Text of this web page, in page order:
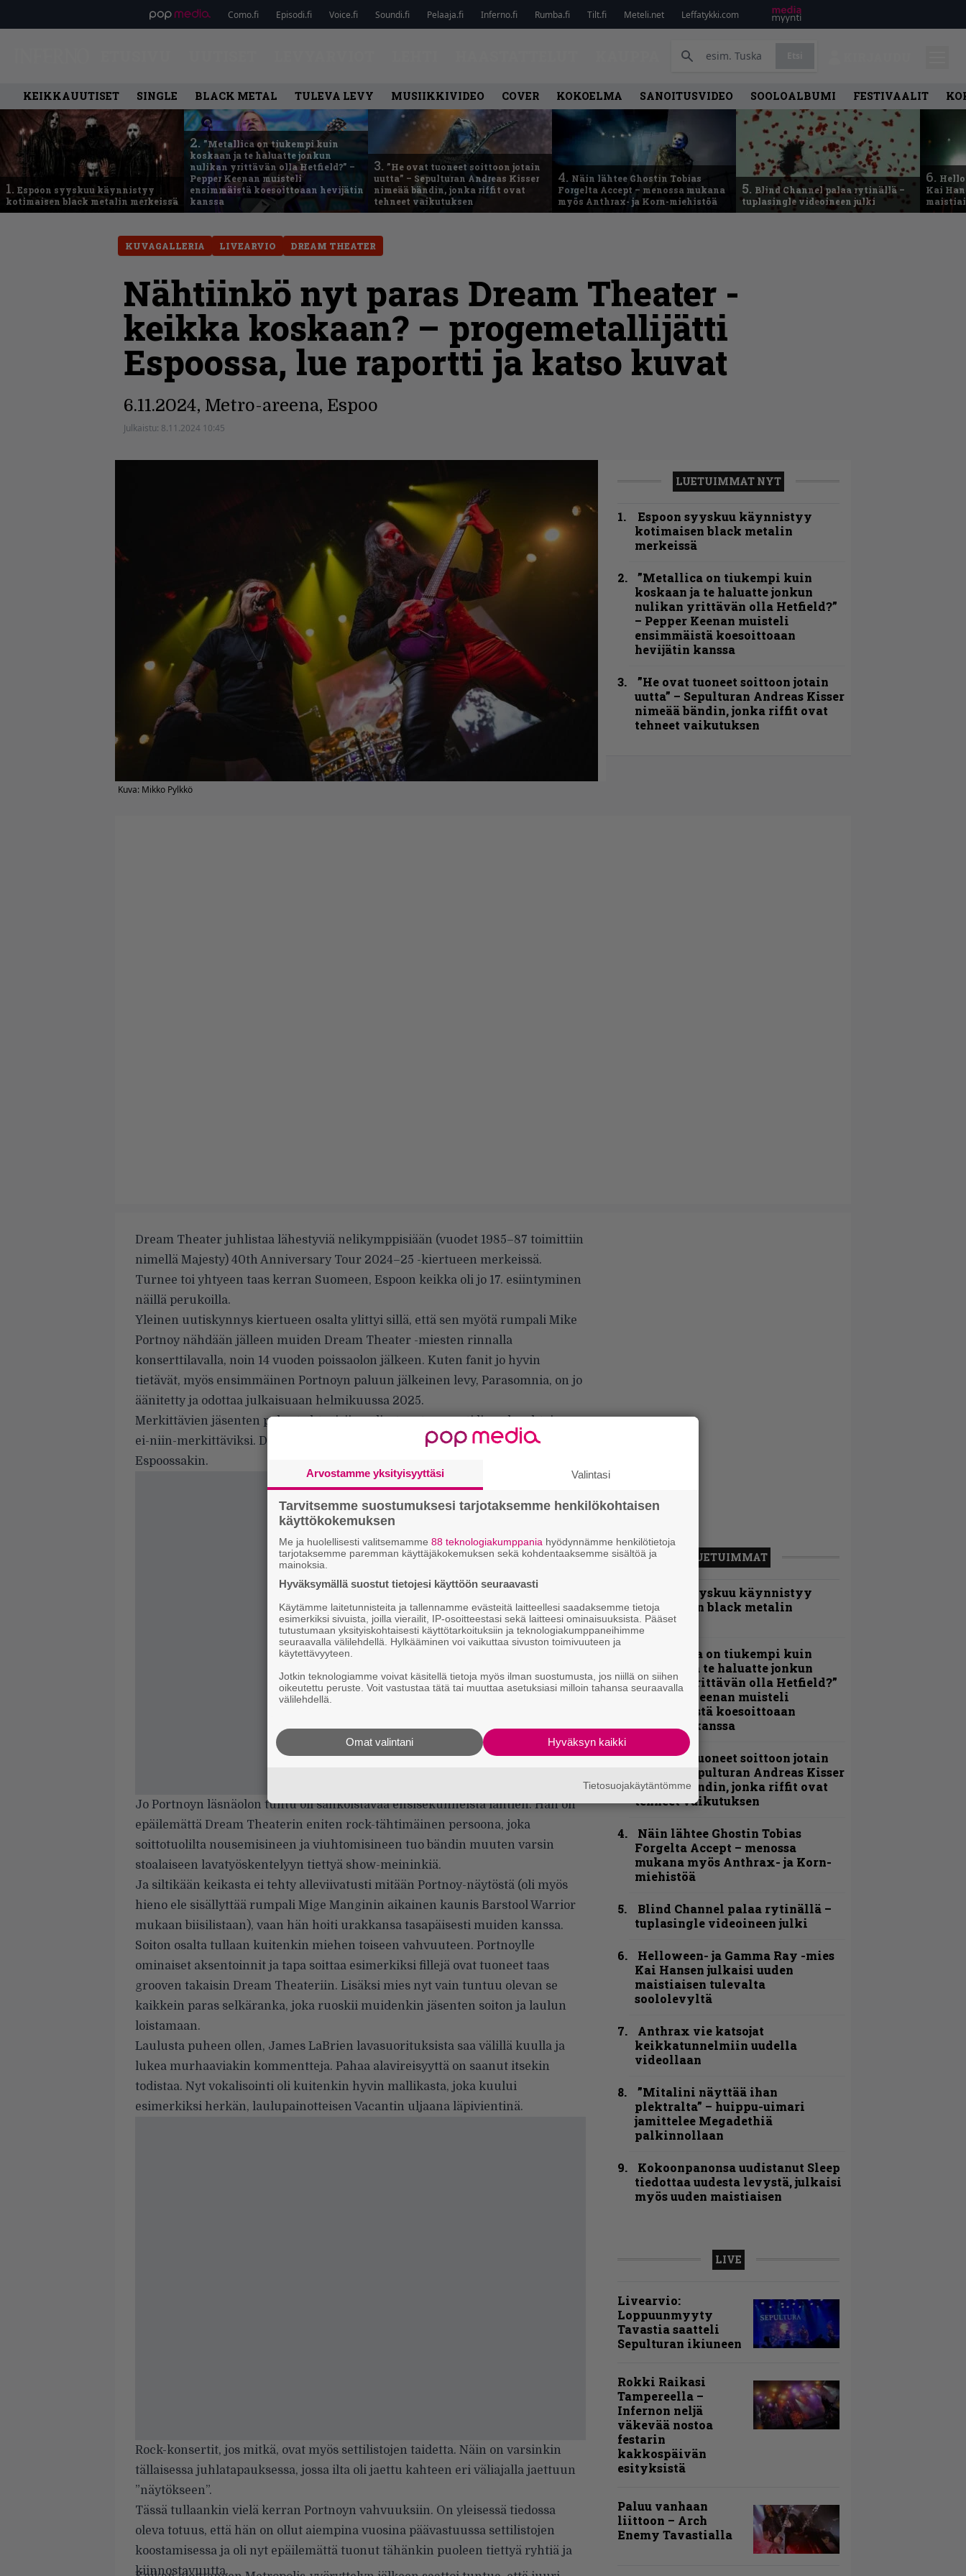
Como.fi Episodi.fi Voice.fi Soundi.fi Pelaaja.fi Inferno.fi Rumba.fi Tilt.fi Meteli.net Leffatykki.com
KEIKKAUUTISET SINGLE BLACK METAL TULEVA LEVY MUSIIKKIVIDEO COVER KOKOELMA SANOITUSVIDEO SOOLOALBUMI FESTIVAALIT
1. Espoon syyskuu käynnistyy
kotimaisen black metalin merkeissä
2. ”Metallica on tiukempi kuin
koskaan ja te haluatte jonkun
nulikan yrittävän olla Hetfield?” –
Pepper Keenan muisteli
ensimmäistä koesoittoaan hevijätin
kanssa
3. ”He ovat tuoneet soittoon jotain
uutta” – Sepulturan Andreas Kisser
nimeää bändin, jonka riffit ovat
tehneet vaikutuksen
4. Näin lähtee Ghostin Tobias
Forgelta Accept – menossa mukana
myös Anthrax- ja Korn-miehistöä
5. Blind Channel palaa rytinällä –
tuplasingle videoineen julki
6.
Kai
KUVAGALLERIA LIVEARVIO DREAM THEATER
Nähtiinkö nyt paras Dream Theater -
keikka koskaan? – progemetallijätti
Espoossa, lue raportti ja katso kuvat
6.11.2024, Metro-areena, Espoo
Julkaistu: 8.11.2024 10:45
Kuva: Mikko Pylkkö
LUETUIMMAT NYT
Espoon syyskuu käynnistyy
kotimaisen black metalin
merkeissä
”Metallica on tiukempi kuin
koskaan ja te haluatte jonkun
nulikan yrittävän olla Hetfield?”
– Pepper Keenan muisteli
ensimmäistä koesoittoaan
hevijätin kanssa
”He ovat tuoneet soittoon jotain
uutta” – Sepulturan Andreas Kisser
nimeää bändin, jonka riffit ovat
tehneet vaikutuksen
Dream Theater juhlistaa lähestyviä nelikymppisiään (vuodet 1985–87 toimittiin
nimellä Majesty) 40th Anniversary Tour 2024–25 -kiertueen merkeissä.
Turnee toi yhtyeen taas kerran Suomeen, Espoon keikka oli jo 17. esiintyminen
näillä perukoilla.
Yleinen uutiskynnys kiertueen osalta ylittyi sillä, että sen myötä rumpali Mike
Portnoy nähdään jälleen muiden Dream Theater -miesten rinnalla
konserttilavalla, noin 14 vuoden poissaolon jälkeen. Kuten fanit jo hyvin
tietävät, myös ensimmäinen Portnoyn paluun jälkeinen levy, Parasomnia, on jo
äänitetty ja odottaa julkaisuaan helmikuussa 2025.
Merkittävien jäsenten paluut yhtyeisiin paljastuvat monesti live-olosuhteissa
ei-niin-merkittäviksi. Dream Theaterin kohdalla tilanne on toinen, se nähtiin
Espoossakin.
Jo Portnoyn läsnäolon tuntu oli sähköistävää ensisekunneista lähtien. Hän on
epäilemättä Dream Theaterin eniten rock-tähtimäinen persoona, joka
soittotuolilta nousemisineen ja viuhtomisineen tuo bändin muuten varsin
stoalaiseen lavatyöskentelyyn tiettyä show-meininkiä.
Ja siltikään keikasta ei tehty alleviivatusti mitään Portnoy-näytöstä (oli myös
hieno ele sisällyttää rumpali Mige Manginin aikainen kaunis Barstool Warrior
mukaan biisilistaan), vaan hän hoiti urakkansa tasapäisesti muiden kanssa.
Soiton osalta tullaan kuitenkin miehen toiseen vahvuuteen. Portnoylle
ominaiset aksentoinnit ja tapa soittaa esimerkiksi fillejä ovat tuoneet taas
grooven takaisin Dream Theateriin. Lisäksi mies nyt vain tuntuu olevan se
kaikkein paras selkäranka, joka ruoskii muidenkin jäsenten soiton ja laulun
loistamaan.
Laulusta puheen ollen, James LaBrien lavasuorituksista saa välillä kuulla ja
lukea murhaaviakin kommentteja. Pahaa alavireisyyttä on saanut itsekin
todistaa. Nyt vokalisointi oli kuitenkin hyvin mallikasta, joka kuului
esimerkiksi herkän, laulupainotteisen Vacantin uljaana läpivientinä.
Rock-konsertit, jos mitkä, ovat myös settilistojen taidetta. Näin on varsinkin
tällaisessa juhlatapauksessa, jossa ilta oli jaettu kahteen eri väliajalla jaettuun
”näytökseen”.
Tässä tullaankin vielä kerran Portnoyn vahvuuksiin. On yleisessä tiedossa
oleva totuus, että hän on ollut aiempina vuosina päävastuussa settilistojen
koostamisessa ja oli nyt epäilemättä tuonut tähänkin puoleen tiettyä ryhtiä ja
kiinnostavuutta.
LUETUIMMAT
Espoon syyskuu käynnistyy
kotimaisen black metalin
merkeissä
”Metallica on tiukempi kuin
koskaan ja te haluatte jonkun
nulikan yrittävän olla Hetfield?”
– Pepper Keenan muisteli
ensimmäistä koesoittoaan
hevijätin kanssa
”He ovat tuoneet soittoon jotain
uutta” – Sepulturan Andreas Kisser
nimeää bändin, jonka riffit ovat
tehneet vaikutuksen
Näin lähtee Ghostin Tobias
Forgelta Accept – menossa
mukana myös Anthrax- ja Korn-
miehistöä
Blind Channel palaa rytinällä –
tuplasingle videoineen julki
Helloween- ja Gamma Ray -mies
Kai Hansen julkaisi uuden
maistiaisen tulevalta
soololevyltä
Anthrax vie katsojat
keikkatunnelmiin uudella
videollaan
”Mitalini näyttää ihan
plektralta” – huippu-uimari
jamittelee Megadethiä
palkinnollaan
Kokoonpanonsa uudistanut Sleep
tiedottaa uudesta levystä, julkaisi
myös uuden maistiaisen
LIVE
Livearvio:
Loppuunmyyty
Tavastia saatteli
Sepulturan ikiuneen
Rokki Raikasi
Tampereella –
Infernon neljä
väkevää nostoa
festarin
kakkospäivän
esityksistä
Paluu vanhaan
liittoon – Arch
Enemy Tavastialla
Arvostamme yksityisyyttäsi Valintasi
Tarvitsemme suostumuksesi tarjotaksemme henkilökohtaisen
käyttökokemuksen
Me ja huolellisesti valitsemamme 88 teknologiakumppania hyödynnämme henkilötietoja
tarjotaksemme paremman käyttäjäkokemuksen sekä kohdentaaksemme sisältöä ja
mainoksia.
Hyväksymällä suostut tietojesi käyttöön seuraavasti
Käytämme laitetunnisteita ja tallennamme evästeitä laitteellesi saadaksemme tietoja
esimerkiksi sivuista, joilla vierailit, IP-osoitteestasi sekä laitteesi ominaisuuksista. Pääset
tutustumaan yksityiskohtaisesti käyttötarkoituksiin ja teknologiakumppaneihimme
seuraavalla välilehdellä. Hylkääminen voi vaikuttaa sivuston toimivuuteen ja
käytettävyyteen.
Jotkin teknologiamme voivat käsitellä tietoja myös ilman suostumusta, jos niillä on siihen
oikeutettu peruste. Voit vastustaa tätä tai muuttaa asetuksiasi milloin tahansa seuraavalla
välilehdellä.
Hyväksyn kaikki
Omat valintani
Tietosuojakäytäntömme